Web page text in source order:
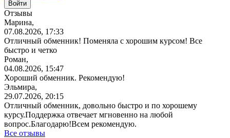
Отзывы
Марина,
07.08.2026, 17:33
Отличный обменник! Поменяла с хорошим курсом! Все
быстро и четко
Роман,
04.08.2026, 15:47
Хороший обменник. Рекомендую!
Эльмира,
29.07.2026, 20:15
Отличный обменник, довольно быстро и по хорошему
курсу.Поддержка отвечает мгновенно на любой
вопрос.Благодарю!Всем рекомендую.
Все отзывы